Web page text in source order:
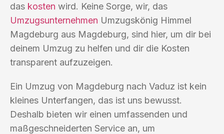
das kosten wird. Keine Sorge, wir, das
Umzugsunternehmen Umzugskönig Himmel
Magdeburg aus Magdeburg, sind hier, um dir bei
deinem Umzug zu helfen und dir die Kosten
transparent aufzuzeigen.
Ein Umzug von Magdeburg nach Vaduz ist kein
kleines Unterfangen, das ist uns bewusst.
Deshalb bieten wir einen umfassenden und
maßgeschneiderten Service an, um